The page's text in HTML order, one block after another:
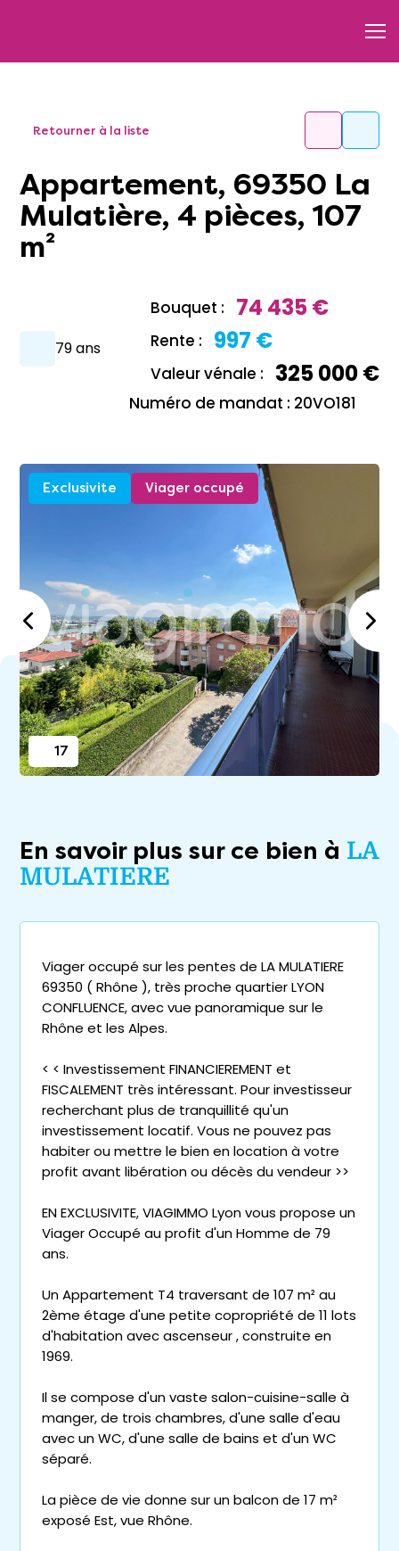
Retourner à la liste
Appartement, 69350 La
Mulatière, 4 pièces, 107
m²
79 ans
Bouquet : 74 435 €
Rente : 997 €
Valeur vénale : 325 000 €
Numéro de mandat : 20VO181
Exclusivite Viager occupé
17
En savoir plus sur ce bien à LA
MULATIERE
Viager occupé sur les pentes de LA MULATIERE
69350 ( Rhône ), très proche quartier LYON
CONFLUENCE, avec vue panoramique sur le
Rhône et les Alpes.
< < Investissement FINANCIEREMENT et
FISCALEMENT très intéressant. Pour investisseur
recherchant plus de tranquillité qu'un
investissement locatif. Vous ne pouvez pas
habiter ou mettre le bien en location à votre
profit avant libération ou décès du vendeur >>
EN EXCLUSIVITE, VIAGIMMO Lyon vous propose un
Viager Occupé au profit d'un Homme de 79
ans.
Un Appartement T4 traversant de 107 m² au
2ème étage d'une petite copropriété de 11 lots
d'habitation avec ascenseur , construite en
1969.
Il se compose d'un vaste salon-cuisine-salle à
manger, de trois chambres, d'une salle d'eau
avec un WC, d'une salle de bains et d'un WC
séparé.
La pièce de vie donne sur un balcon de 17 m²
exposé Est, vue Rhône.